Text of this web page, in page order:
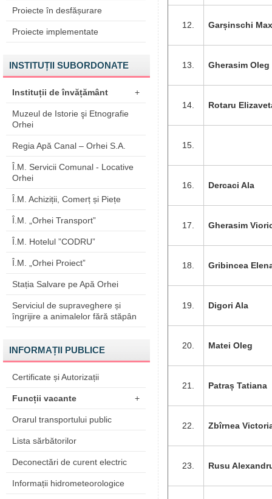
Proiecte în desfășurare
Proiecte implementate
INSTITUȚII SUBORDONATE
Instituții de învățământ +
Muzeul de Istorie şi Etnografie
Orhei
Regia Apă Canal – Orhei S.A.
Î.M. Servicii Comunal - Locative
Orhei
Î.M. Achiziții, Comerț și Piețe
Î.M. „Orhei Transport”
Î.M. Hotelul ”CODRU”
Î.M. „Orhei Proiect”
Stația Salvare pe Apă Orhei
Serviciul de supraveghere și
îngrijire a animalelor fără stăpân
INFORMAȚII PUBLICE
Certificate și Autorizații
Funcții vacante +
Orarul transportului public
Lista sărbătorilor
Deconectări de curent electric
Informații hidrometeorologice
Garșinschi
Gherasim Oleg
Rotaru
Dercaci Ala
Gherasim
Gribincea
Digori Ala
Matei Oleg
Patraș Tatiana
Zbîrnea
Rusu